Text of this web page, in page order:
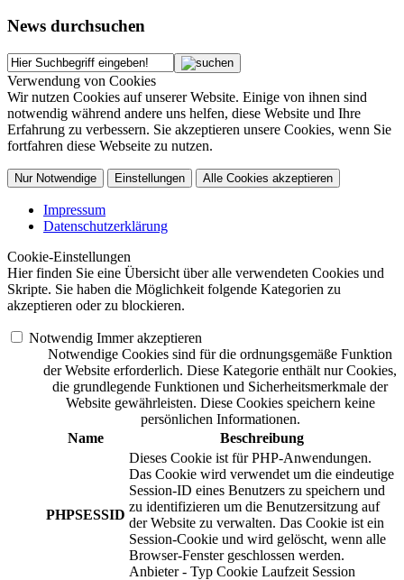
News durchsuchen
Verwendung von Cookies
Wir nutzen Cookies auf unserer Website. Einige von ihnen sind
notwendig während andere uns helfen, diese Website und Ihre
Erfahrung zu verbessern. Sie akzeptieren unsere Cookies, wenn Sie
fortfahren diese Webseite zu nutzen.
Nur Notwendige Einstellungen Alle Cookies akzeptieren
Impressum
Datenschutzerklärung
Cookie-Einstellungen
Hier finden Sie eine Übersicht über alle verwendeten Cookies und
Skripte. Sie haben die Möglichkeit folgende Kategorien zu
akzeptieren oder zu blockieren.
Notwendig Immer akzeptieren
Notwendige Cookies sind für die ordnungsgemäße Funktion
der Website erforderlich. Diese Kategorie enthält nur Cookies,
die grundlegende Funktionen und Sicherheitsmerkmale der
Website gewährleisten. Diese Cookies speichern keine
persönlichen Informationen.
Name
Beschreibung
PHPSESSID
Dieses Cookie ist für PHP-Anwendungen.
Das Cookie wird verwendet um die eindeutige
Session-ID eines Benutzers zu speichern und
zu identifizieren um die Benutzersitzung auf
der Website zu verwalten. Das Cookie ist ein
Session-Cookie und wird gelöscht, wenn alle
Browser-Fenster geschlossen werden.
Anbieter - Typ Cookie Laufzeit Session